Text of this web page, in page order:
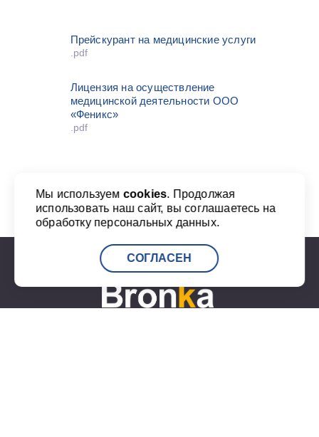
Прейскурант на медицинские услуги
.pdf
Лицензия на осуществление
медицинской деятельности ООО
«Феникс»
.pdf
Мы используем cookies. Продолжая
использовать наш сайт, вы соглашаетесь на
обработку персональных данных.
СОГЛАСЕН